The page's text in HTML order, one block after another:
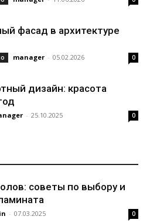
фасад в архитектуре
manager - 05.02.2026 0
дизайн: красота
- 25.10.2025 0
советы по выбору и
- 07.03.2025 0